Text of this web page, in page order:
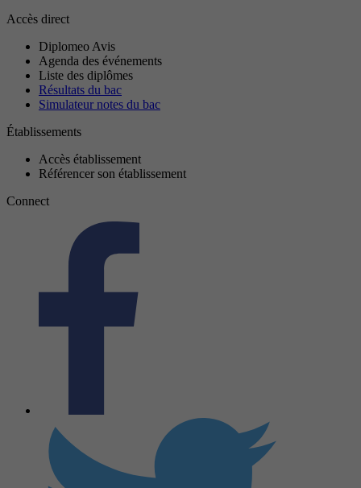
Accès direct
Diplomeo Avis
Agenda des événements
Liste des diplômes
Résultats du bac
Simulateur notes du bac
Établissements
Accès établissement
Référencer son établissement
Connect